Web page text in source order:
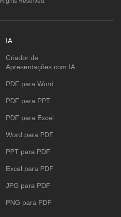
IA
Criador de
Apresentações com IA
PDF para Word
PDF para PPT
PDF para Excel
Word para PDF
PPT para PDF
Excel para PDF
JPG para PDF
PNG para PDF